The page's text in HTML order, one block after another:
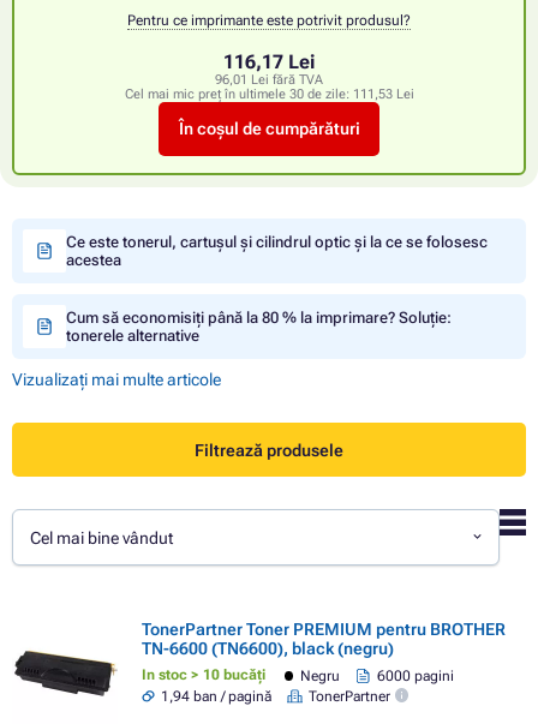
Pentru ce imprimante este potrivit produsul?
116,17 Lei
96,01 Lei fără TVA
Cel mai mic preț în ultimele 30 de zile: 111,53 Lei
În coșul de cumpărături
Ce este tonerul, cartușul și cilindrul optic și la ce se folosesc
acestea
Cum să economisiți până la 80 % la imprimare? Soluție:
tonerele alternative
Vizualizați mai multe articole
Filtrează produsele
Cel mai bine vândut
TonerPartner Toner PREMIUM pentru BROTHER
TN-6600 (TN6600), black (negru)
In stoc > 10 bucăți Negru
6000 pagini
1,94 ban / pagină
TonerPartner